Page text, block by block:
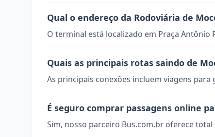
Qual o endereço da Rodoviária de
O terminal está localizado em Praça Antônio
Quais as principais rotas saindo de
As principais conexões incluem viagens
É seguro comprar passagens online
Sim, nosso parceiro Bus.com.br oferece